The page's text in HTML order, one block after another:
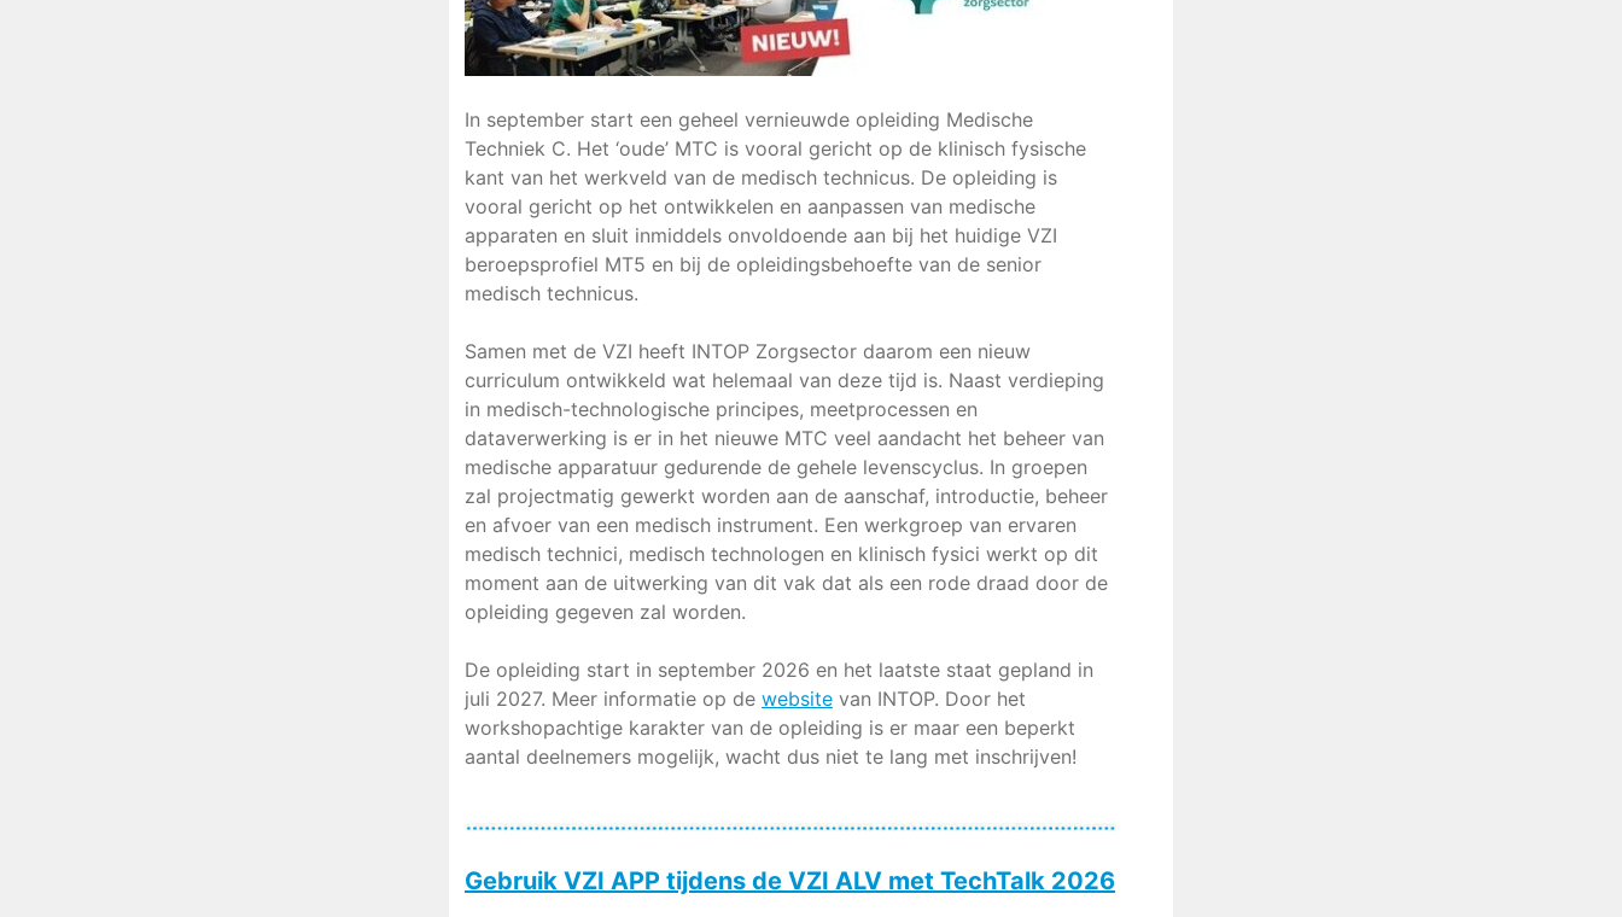
In september start een geheel vernieuwde opleiding Medische
Techniek C. Het ‘oude’ MTC is vooral gericht op de klinisch fysische
kant van het werkveld van de medisch technicus. De opleiding is
vooral gericht op het ontwikkelen en aanpassen van medische
apparaten en sluit inmiddels onvoldoende aan bij het huidige VZI
beroepsprofiel MT5 en bij de opleidingsbehoefte van de senior
medisch technicus.
Samen met de VZI heeft INTOP Zorgsector daarom een nieuw
curriculum ontwikkeld wat helemaal van deze tijd is. Naast verdieping
in medisch-technologische principes, meetprocessen en
dataverwerking is er in het nieuwe MTC veel aandacht het beheer van
medische apparatuur gedurende de gehele levenscyclus. In groepen
zal projectmatig gewerkt worden aan de aanschaf, introductie, beheer
en afvoer van een medisch instrument. Een werkgroep van ervaren
medisch technici, medisch technologen en klinisch fysici werkt op dit
moment aan de uitwerking van dit vak dat als een rode draad door de
opleiding gegeven zal worden.
De opleiding start in september 2026 en het laatste staat gepland in
juli 2027. Meer informatie op de website van INTOP. Door het
workshopachtige karakter van de opleiding is er maar een beperkt
aantal deelnemers mogelijk, wacht dus niet te lang met inschrijven!
Gebruik VZI APP tijdens de VZI ALV met TechTalk 2026